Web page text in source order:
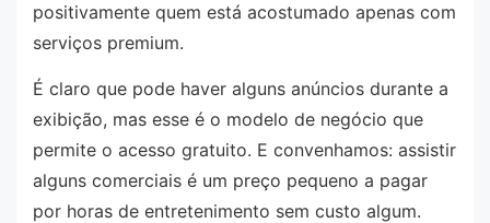
positivamente quem está acostumado apenas com
serviços premium.
É claro que pode haver alguns anúncios durante a
exibição, mas esse é o modelo de negócio que
permite o acesso gratuito. E convenhamos: assistir
alguns comerciais é um preço pequeno a pagar
por horas de entretenimento sem custo algum.